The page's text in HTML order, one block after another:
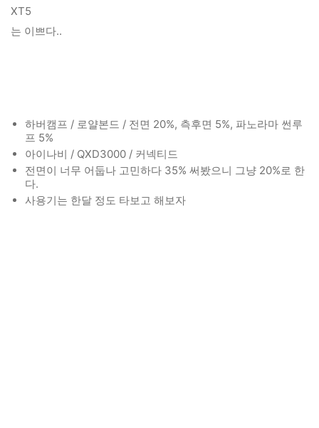
XT5
는 이쁘다..
하버캠프 / 로얄본드 / 전면 20%, 측후면 5%, 파노라마 썬루
프 5%
아이나비 / QXD3000 / 커넥티드
전면이 너무 어둡나 고민하다 35% 써봤으니 그냥 20%로 한
다.
사용기는 한달 정도 타보고 해보자